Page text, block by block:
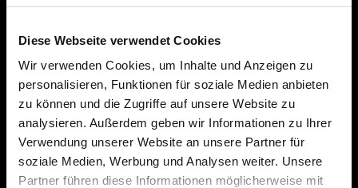
Diese Webseite verwendet Cookies
Wir verwenden Cookies, um Inhalte und Anzeigen zu
personalisieren, Funktionen für soziale Medien anbieten
zu können und die Zugriffe auf unsere Website zu
analysieren. Außerdem geben wir Informationen zu Ihrer
Verwendung unserer Website an unsere Partner für
soziale Medien, Werbung und Analysen weiter. Unsere
Partner führen diese Informationen möglicherweise mit
Thermische Solaranlagen
Photovoltaik Anlagen
Vakuum Röhren